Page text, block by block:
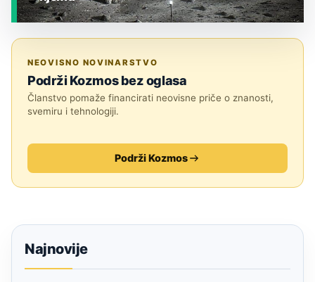
NEOVISNO NOVINARSTVO
Podrži Kozmos bez oglasa
Članstvo pomaže financirati neovisne priče o znanosti,
svemiru i tehnologiji.
Podrži Kozmos
Najnovije